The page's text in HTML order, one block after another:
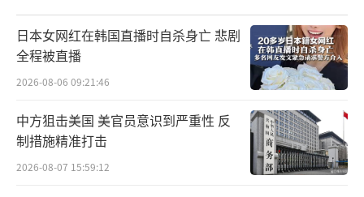
日本女网红在韩国直播时自杀身亡 悲剧
全程被直播
2026-08-06 09:21:46
中方狙击美国 美官员意识到严重性 反
制措施精准打击
2026-08-07 15:59:12